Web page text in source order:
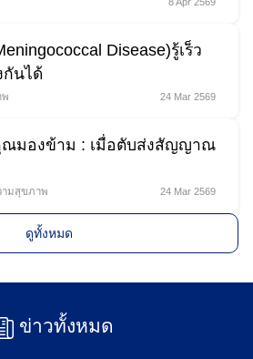
Disease)รู้เร็ว
นได้
พ 24 Mar 2569
ณมองข้าม : เมื่อตับส่งสัญญาณ
มสุขภาพ 24 Mar 2569
ดูทั้งหมด
ข่าวทั้งหมด